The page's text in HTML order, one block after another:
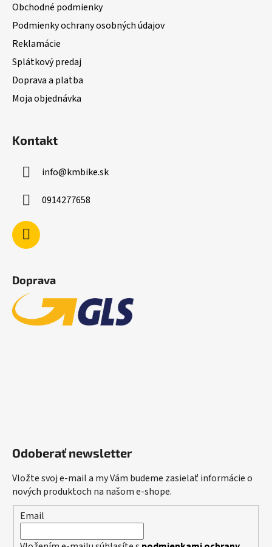
Obchodné podmienky
Podmienky ochrany osobných údajov
Reklamácie
Splátkový predaj
Doprava a platba
Moja objednávka
Kontakt
info@kmbike.sk
0914277658
Doprava
Odoberať newsletter
Vložte svoj e-mail a my Vám budeme zasielať informácie o
nových produktoch na našom e-shope.
Email